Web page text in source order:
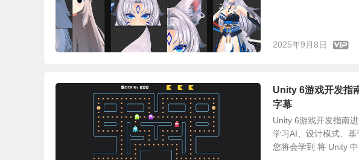
2025年9月8日
Unity 6游戏开发指
字幕
Unity 6游戏开发指南
学习AI、设计模式、
您将会学到 将 Unity